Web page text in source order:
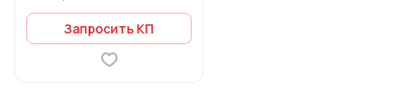
Запросить КП